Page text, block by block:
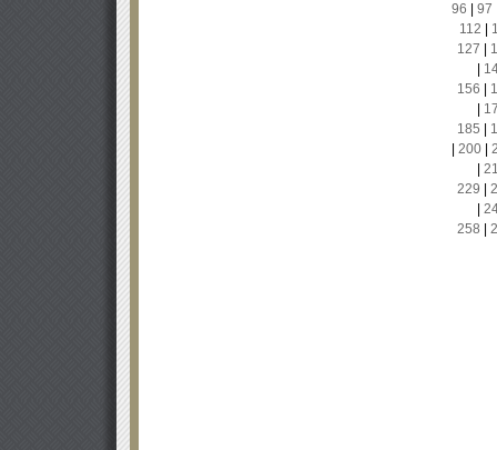
96
97
112
127
156
185
200|
229
258